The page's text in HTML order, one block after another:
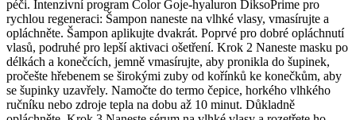
péči. Intenzivní program Color Goje-hyaluron DiksoPrime pro
rychlou regeneraci: Šampon naneste na vlhké vlasy, vmasírujte a
opláchněte. Šampon aplikujte dvakrát. Poprvé pro dobré opláchnutí
vlasů, podruhé pro lepší aktivaci ošetření. Krok 2 Naneste masku po
délkách a konečcích, jemně vmasírujte, aby pronikla do šupinek,
pročešte hřebenem se širokými zuby od kořínků ke konečkům, aby
se šupinky uzavřely. Namočte do termo čepice, horkého vlhkého
ručníku nebo zdroje tepla na dobu až 10 minut. Důkladně